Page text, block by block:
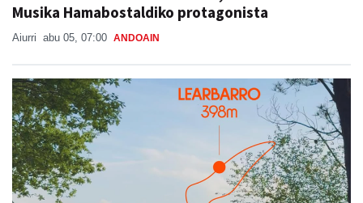
Musika Hamabostaldiko protagonista
Aiurri abu 05, 07:00 ANDOAIN